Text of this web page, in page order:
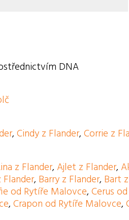
DNA
,Cindy z Flander,Corrie z
z Flander, Ajlet z Flander,
Flander, Barry z Flander, Bart
od Rytíře Malovce,Cerus
,Crapon od Rytíře Malovce,